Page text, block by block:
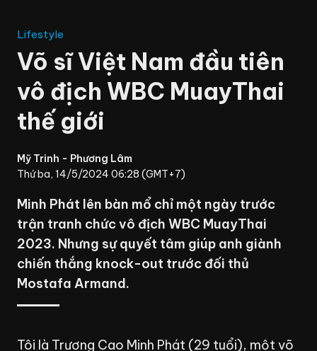
Lifestyle
Võ sĩ Việt Nam đầu tiên
vô địch WBC MuayThai
thế giới
Mỹ Trinh - Phương Lâm
Thứ ba, 14/5/2024 06:28 (GMT+7)
Minh Phát lên bàn mổ chỉ một ngày trước
trận tranh chức vô địch WBC MuayThai
2023. Nhưng sự quyết tâm giúp anh giành
chiến thắng knock-out trước đối thủ
Mostafa Armand.
Tôi là Trương Cao Minh Phát (29 tuổi), một võ